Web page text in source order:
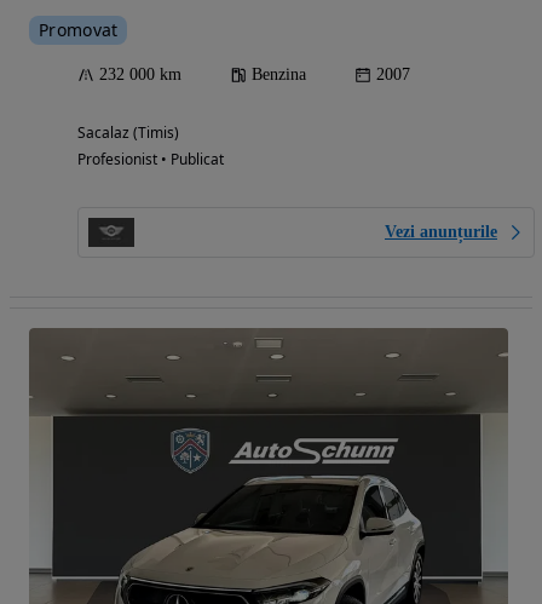
Promovat
232 000 km Benzina 2007
Sacalaz (Timis)
Profesionist • Publicat
Vezi anunțurile